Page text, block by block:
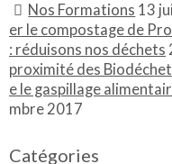
Nos Formations 13
er le compostage de
: réduisons nos déchets
proximité des
e le gaspillage
mbre 2017
Catégories